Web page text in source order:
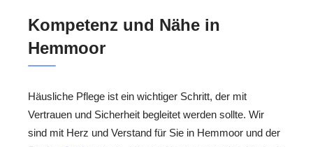
Kompetenz und Nähe in
Hemmoor
Häusliche Pflege ist ein wichtiger Schritt, der mit
Vertrauen und Sicherheit begleitet werden sollte. Wir
sind mit Herz und Verstand für Sie in Hemmoor und der